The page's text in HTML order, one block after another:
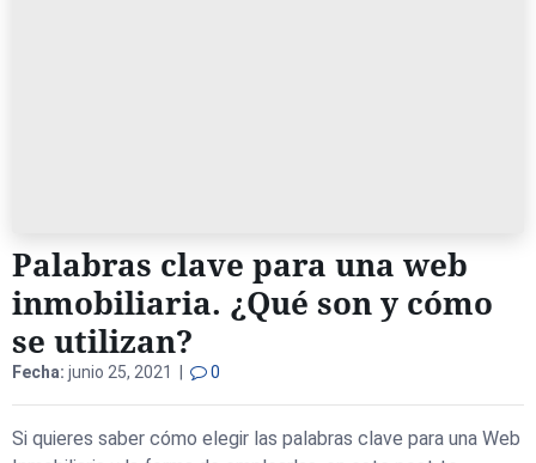
Palabras clave para una web
inmobiliaria. ¿Qué son y cómo
se utilizan?
Fecha: junio 25, 2021 | 0
Si quieres saber cómo elegir las palabras clave para una Web